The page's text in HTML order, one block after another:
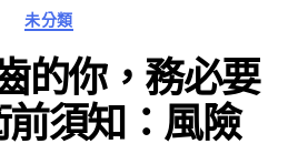
分
類
未分類
的你，務必要
須知：風險